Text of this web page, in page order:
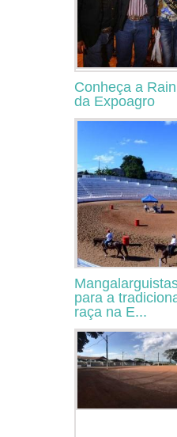
Conheça a
da Expoagro
para a
raça na E...